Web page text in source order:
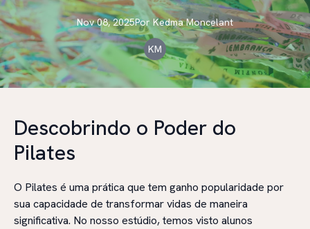
Nov 08, 2025Por Kedma Moncelant
KM
Descobrindo o Poder do
Pilates
O Pilates é uma prática que tem ganho popularidade por
sua capacidade de transformar vidas de maneira
significativa. No nosso estúdio, temos visto alunos